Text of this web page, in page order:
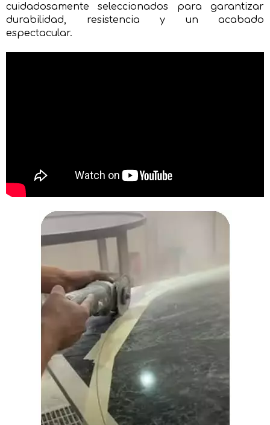
cuidadosamente seleccionados para garantizar
durabilidad, resistencia y un acabado
espectacular.